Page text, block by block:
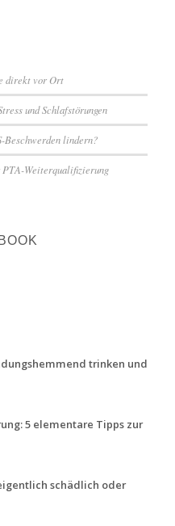
direkt vor Ort
und Schlafstörungen
Beschwerden lindern?
Weiterqualifizierung
trinken und
5 elementare Tipps zur
schädlich oder